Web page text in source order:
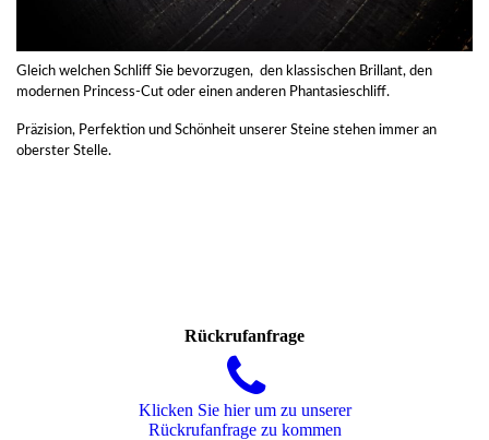
Gleich welchen Schliff Sie bevorzugen, den klassischen Brillant, den
modernen Princess-Cut oder einen anderen Phantasieschliff.
Präzision, Perfektion und Schönheit unserer Steine stehen immer an
oberster Stelle.
Rückrufanfrage
Klicken Sie hier um zu unserer
Rückrufanfrage zu kommen